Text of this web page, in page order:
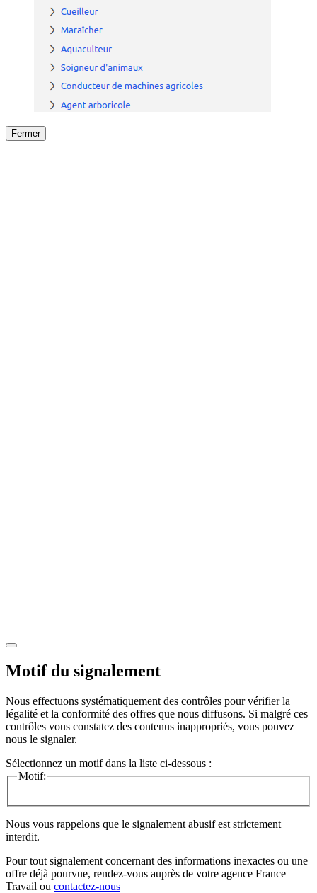
Fermer
Motif du signalement
Nous effectuons systématiquement des contrôles pour vérifier la
légalité et la conformité des offres que nous diffusons. Si malgré ces
contrôles vous constatez des contenus inappropriés, vous pouvez
nous le signaler.
Sélectionnez un motif dans la liste ci-dessous :
Motif:
Nous vous rappelons que le signalement abusif est strictement
interdit.
Pour tout signalement concernant des informations inexactes ou une
offre déjà pourvue, rendez-vous auprès de votre agence France
Travail ou contactez-nous